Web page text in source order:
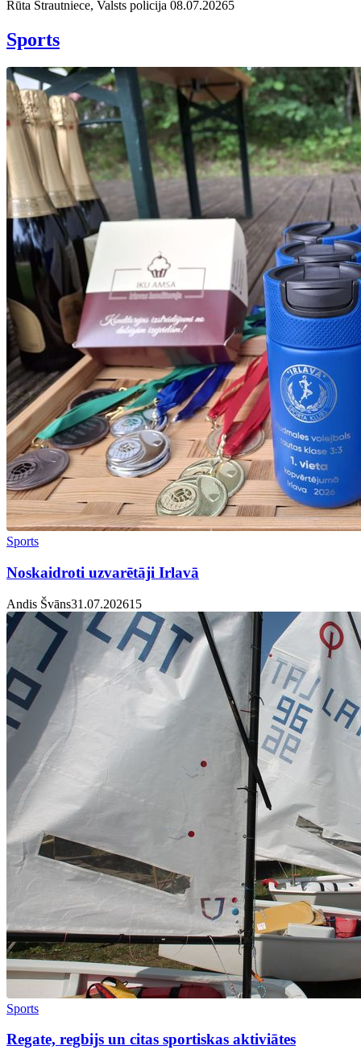
Rūta Strautniece, Valsts policija 08.07.20265
Sports
Sports
Noskaidroti uzvarētāji Irlavā
Andis Švāns31.07.20261 5
Sports
Regate, regbijs un citas sportiskas aktiviātes